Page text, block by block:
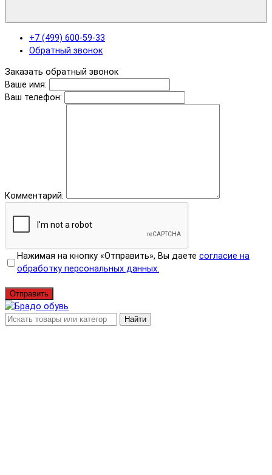
+7 (499) 600-59-33
Обратный звонок
Заказать обратный звонок
Ваше имя:
Ваш телефон:
Комментарий:
Нажимая на кнопку «Отправить», Вы даете согласие на
обработку персональных данных.
Отправить
Найти